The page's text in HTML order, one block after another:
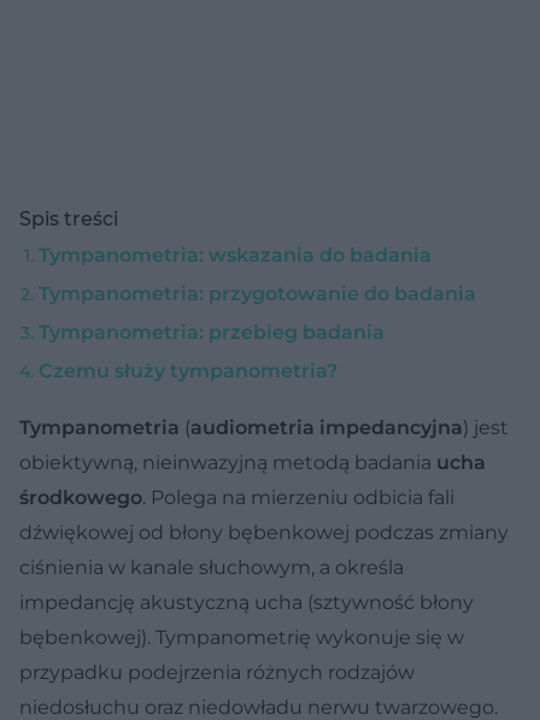
Spis treści
Tympanometria: wskazania do badania
Tympanometria: przygotowanie do badania
Tympanometria: przebieg badania
Czemu służy tympanometria?
Tympanometria (audiometria impedancyjna) jest
obiektywną, nieinwazyjną metodą badania ucha
środkowego. Polega na mierzeniu odbicia fali
dźwiękowej od błony bębenkowej podczas zmiany
ciśnienia w kanale słuchowym, a określa
impedancję akustyczną ucha (sztywność błony
bębenkowej). Tympanometrię wykonuje się w
przypadku podejrzenia różnych rodzajów
niedosłuchu oraz niedowładu nerwu twarzowego.